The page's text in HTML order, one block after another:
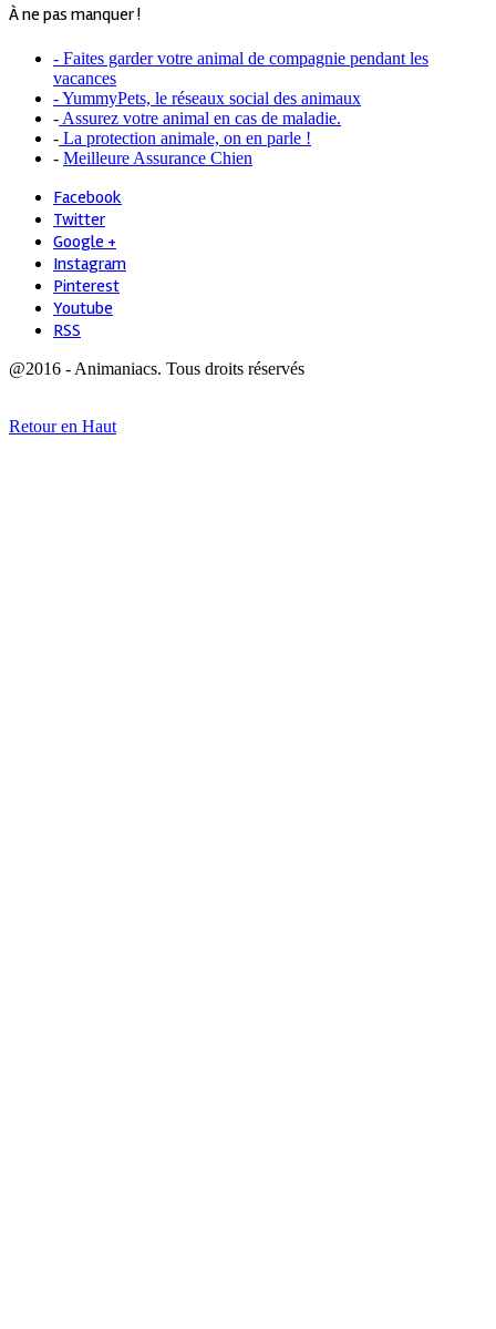
À ne pas manquer !
- Faites garder votre animal de compagnie pendant les
vacances
- YummyPets, le réseaux social des animaux
- Assurez votre animal en cas de maladie.
- La protection animale, on en parle !
- Meilleure Assurance Chien
Facebook
Twitter
Google +
Instagram
Pinterest
Youtube
RSS
@2016 - Animaniacs. Tous droits réservés
Retour en Haut